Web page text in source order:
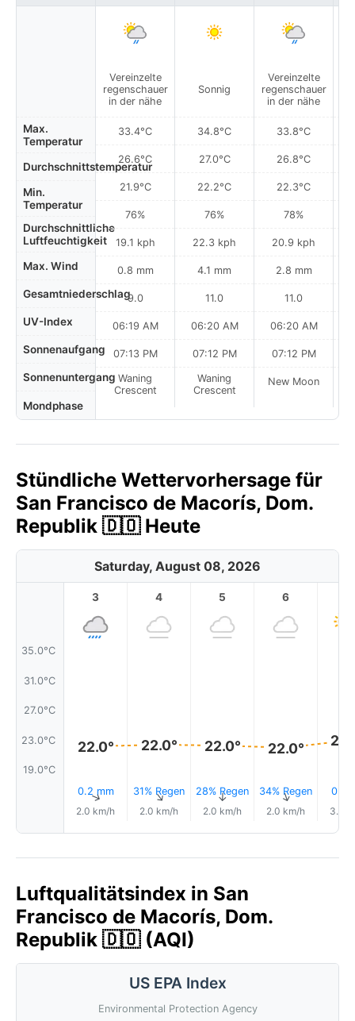
Max.
Temperatur
Durchschnittstemperatur
Min.
Temperatur
Durchschnittliche
Luftfeuchtigkeit
Max. Wind
Gesamtniederschlag
UV-Index
Sonnenaufgang
Sonnenuntergang
Mondphase
Vereinzelte
regenschauer
in der nähe
33.4°C
26.6°C
21.9°C
76%
19.1 kph
0.8 mm
9.0
06:19 AM
07:13 PM
Waning
Crescent
Sonnig
34.8°C
27.0°C
22.2°C
76%
22.3 kph
4.1 mm
11.0
06:20 AM
07:12 PM
Waning
Crescent
Vereinzelte
regenschauer
in der nähe
33.8°C
26.8°C
22.3°C
78%
20.9 kph
2.8 mm
11.0
06:20 AM
07:12 PM
New Moon
Stündliche Wettervorhersage für
San Francisco de Macorís, Dom.
Republik 🇩🇴 Heute
Saturday, August 08, 2026
35.0°C
31.0°C
27.0°C
23.0°C
19.0°C
3
22.0°
0.2 mm
↑
2.0 km/h
4
22.0°
31% Regen
↑
2.0 km/h
5
22.0°
28% Regen
↑
2.0 km/h
6
22.0°
34% Regen
↑
2.0 km/h
0.0
3.0
Luftqualitätsindex in San
Francisco de Macorís, Dom.
Republik 🇩🇴 (AQI)
US EPA Index
Environmental Protection Agency